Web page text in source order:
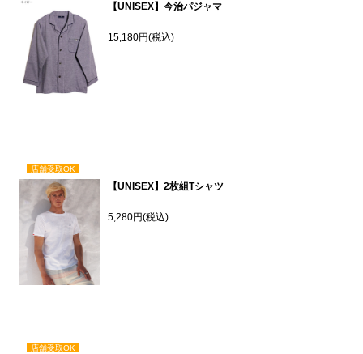
【UNISEX】今治パジャマ
15,180円(税込)
店舗受取OK
【UNISEX】2枚組Tシャツ
5,280円(税込)
店舗受取OK